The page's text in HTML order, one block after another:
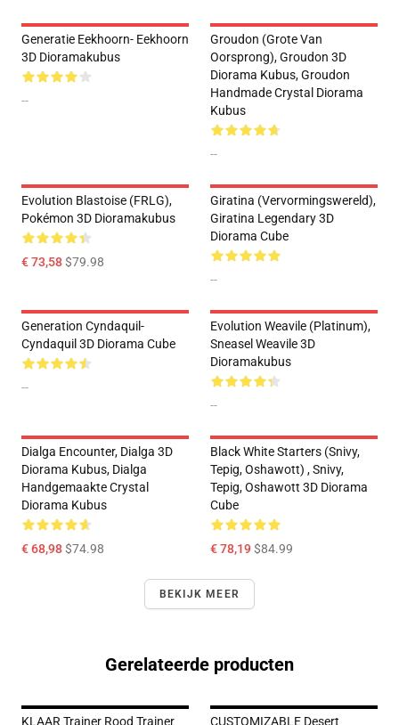
Generatie Eekhoorn- Eekhoorn
3D Dioramakubus
--
Groudon (Grote Van
Oorsprong), Groudon 3D
Diorama Kubus, Groudon
Handmade Crystal Diorama
Kubus
--
Evolution Blastoise (FRLG),
Pokémon 3D Dioramakubus
€ 73,58$79.98
Giratina (Vervormingswereld),
Giratina Legendary 3D
Diorama Cube
--
Generation Cyndaquil-
Cyndaquil 3D Diorama Cube
--
Evolution Weavile (Platinum),
Sneasel Weavile 3D
Dioramakubus
--
Dialga Encounter, Dialga 3D
Diorama Kubus, Dialga
Handgemaakte Crystal
Diorama Kubus
€ 68,98$74.98
Black White Starters (Snivy,
Tepig, Oshawott) , Snivy,
Tepig, Oshawott 3D Diorama
Cube
€ 78,19$84.99
BEKIJK MEER
Gerelateerde producten
KLAAR Trainer Rood Trainer
CUSTOMIZABLE Desert